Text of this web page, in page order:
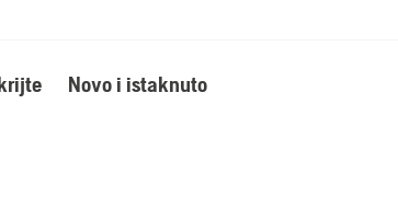
Novo i istaknuto